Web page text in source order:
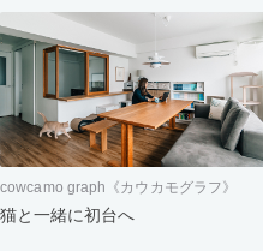
cowcamo graph《カウカモグラフ》
猫と一緒に初台へ